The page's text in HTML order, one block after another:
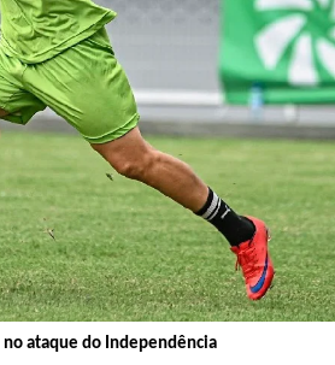
no ataque do Independência